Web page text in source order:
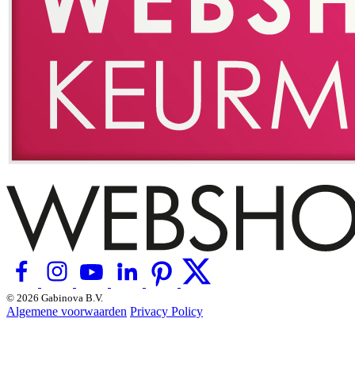
© 2026 Gabinova B.V.
Algemene voorwaarden Privacy Policy